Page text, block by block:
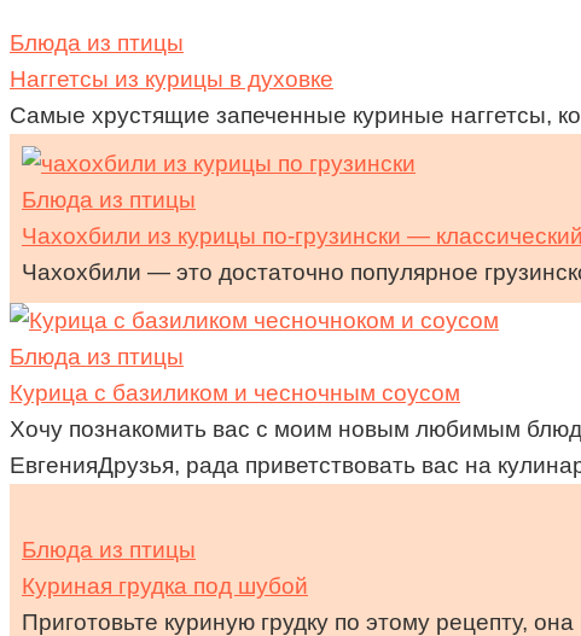
Блюда из птицы
Наггетсы из курицы в духовке
Самые хрустящие запеченные куриные наггетсы,
Блюда из птицы
Чахохбили из курицы по-грузински —
Чахохбили — это достаточно популярное
Блюда из птицы
Курица с базиликом и чесночным соусом
Хочу познакомить вас с моим новым любимым
ЕвгенияДрузья, рада приветствовать вас на
Блюда из птицы
Куриная грудка под шубой
Приготовьте куриную грудку по этому рецепту,